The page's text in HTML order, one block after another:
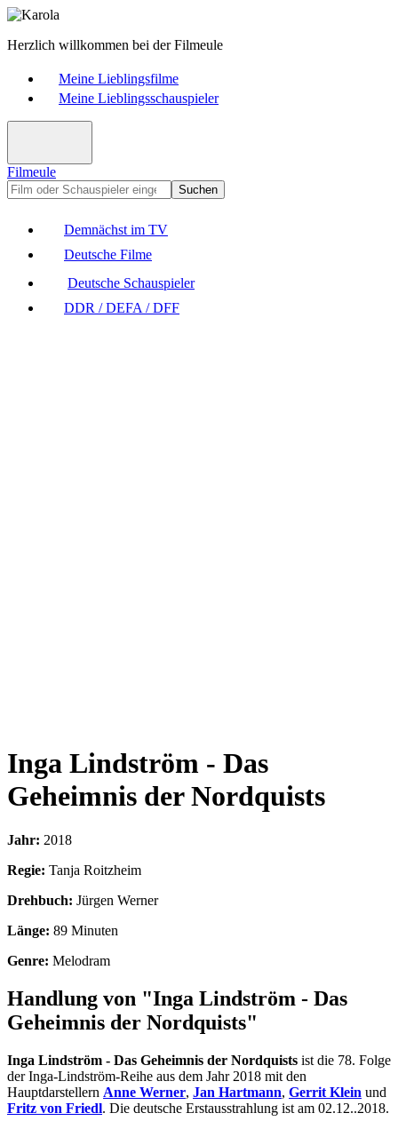
Herzlich willkommen bei der Filmeule
Meine Lieblingsfilme
Meine Lieblingsschauspieler
Filmeule
Suchen
Demnächst im TV
Deutsche Filme
Deutsche Schauspieler
DDR / DEFA / DFF
Inga Lindström - Das
Geheimnis der Nordquists
Jahr: 2018
Regie: Tanja Roitzheim
Drehbuch: Jürgen Werner
Länge: 89 Minuten
Genre: Melodram
Handlung von "Inga Lindström - Das
Geheimnis der Nordquists"
Inga Lindström - Das Geheimnis der Nordquists ist die 78. Folge
der Inga-Lindström-Reihe aus dem Jahr 2018 mit den
Hauptdarstellern Anne Werner, Jan Hartmann, Gerrit Klein und
Fritz von Friedl. Die deutsche Erstausstrahlung ist am 02.12..2018.